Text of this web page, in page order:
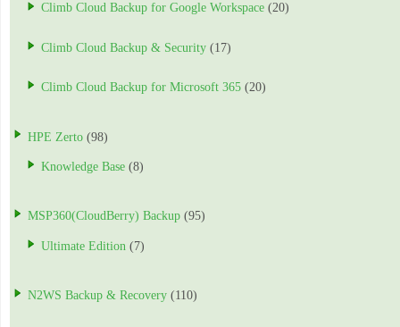
Climb Cloud Backup for Google Workspace (20)
Climb Cloud Backup & Security (17)
Climb Cloud Backup for Microsoft 365 (20)
HPE Zerto (98)
Knowledge Base (8)
MSP360(CloudBerry) Backup (95)
Ultimate Edition (7)
N2WS Backup & Recovery (110)